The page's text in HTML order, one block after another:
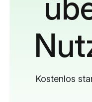
Kostenlos